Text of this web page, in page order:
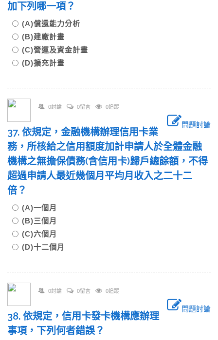
加下列哪一項？
(A)償還能力分析
(B)建廠計畫
(C)營運及資金計畫
(D)擴充計畫
0討論 0留言 0追蹤
問題討論
37. 依規定，金融機構辦理信用卡業
務，所核給之信用額度加計申請人於全體金融
機構之無擔保債務(含信用卡)歸戶總餘額，不得
超過申請人最近幾個月平均月收入之二十二
倍？
(A)一個月
(B)三個月
(C)六個月
(D)十二個月
0討論 0留言 0追蹤
問題討論
38. 依規定，信用卡發卡機構應辦理
事項，下列何者錯誤？